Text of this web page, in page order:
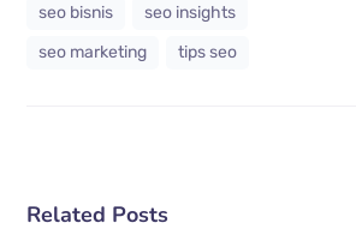
seo bisnis
seo insights
seo marketing
tips seo
Related Posts